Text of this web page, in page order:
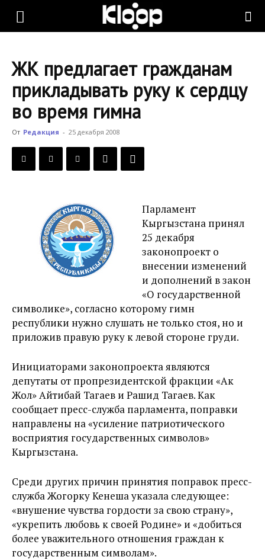
KLOOP.KG
Новости
Кыргызстана
ЖК предлагает гражданам
прикладывать руку к сердцу
во время гимна
От Редакция - 25 декабря 2008
Парламент
Кыргызстана принял
25 декабря
законопроект о
внесении изменений
и дополнений в закон
«О государственной
символике», согласно которому гимн
республики нужно слушать не только стоя, но и
приложив правую руку к левой стороне груди.
Инициаторами законопроекта являются
депутаты от пропрезидентской фракции «Ак
Жол» Айтибай Тагаев и Рашид Тагаев. Как
сообщает пресс-служба парламента, поправки
направлены на «усиление патриотического
восприятия государственных символов»
Кыргызстана.
Среди других причин принятия поправок пресс-
служба Жогорку Кенеша указала следующее:
«внушение чувства гордости за свою страну»,
«укрепить любовь к своей Родине» и «добиться
более уважительного отношения граждан к
государственным символам».